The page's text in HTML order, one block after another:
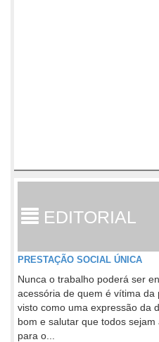
EDITORIAL
PRESTAÇÃO SOCIAL ÚNICA
Nunca o trabalho poderá ser
acessória de quem é vítima
visto como uma expressão da
bom e salutar que todos
para o...